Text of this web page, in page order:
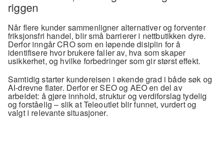
riggen
Når flere kunder sammenligner alternativer og forventer
friksjonsfri handel, blir små barrierer i nettbutikken dyre.
Derfor inngår CRO som en løpende disiplin for å
identifisere hvor brukere faller av, hva som skaper
usikkerhet, og hvilke forbedringer som gir størst effekt.
Samtidig starter kundereisen i økende grad i både søk og
AI-drevne flater. Derfor er SEO og AEO en del av
arbeidet: å gjøre innhold, struktur og verdiforslag tydelig
og forståelig – slik at Teleoutlet blir funnet, vurdert og
valgt i relevante situasjoner.